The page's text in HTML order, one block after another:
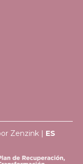
Zenzink | ES